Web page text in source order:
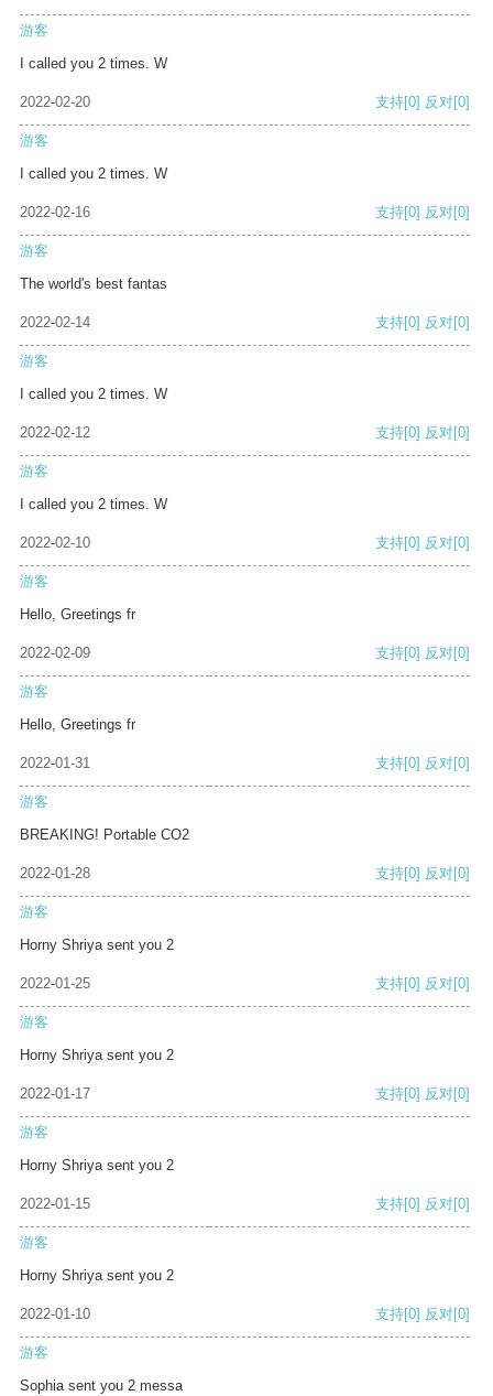
游客
I called you 2 times. W
2022-02-20 支持[0] 反对[0]
游客
I called you 2 times. W
2022-02-16 支持[0] 反对[0]
游客
The world's best fantas
2022-02-14 支持[0] 反对[0]
游客
I called you 2 times. W
2022-02-12 支持[0] 反对[0]
游客
I called you 2 times. W
2022-02-10 支持[0] 反对[0]
游客
Hello, Greetings fr
2022-02-09 支持[0] 反对[0]
游客
Hello, Greetings fr
2022-01-31 支持[0] 反对[0]
游客
BREAKING! Portable CO2
2022-01-28 支持[0] 反对[0]
游客
Horny Shriya sent you 2
2022-01-25 支持[0] 反对[0]
游客
Horny Shriya sent you 2
2022-01-17 支持[0] 反对[0]
游客
Horny Shriya sent you 2
2022-01-15 支持[0] 反对[0]
游客
Horny Shriya sent you 2
2022-01-10 支持[0] 反对[0]
游客
Sophia sent you 2 messa